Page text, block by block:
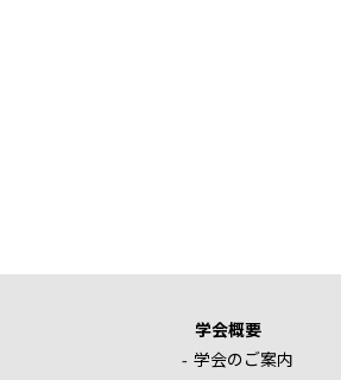
学会概要
学会のご案内